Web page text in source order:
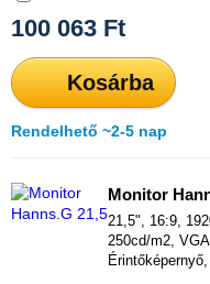
100 063 Ft
Kosárba
Rendelhető ~2-5 nap
Monitor
21,5", 16:9,
250cd/m2,